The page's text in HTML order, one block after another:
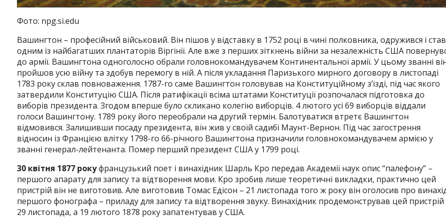
Фото: npg.si.edu
Вашингтон – професійний військовий. Він пішов у відставку в 1752 році в чині полковника, одружився і став
одним із найбагатших плантаторів Віргінії. Але вже з перших зіткнень війни за незалежність США
до армії. Вашингтона одноголосно обрали головнокомандувачем Континентальної армії. У цьому званні
пройшов усю війну та здобув перемогу в ній. А після укладання Паризького мирного договору в листопаді
1783 року склав повноваження. 1787-го саме Вашингтон головував на Конституційному з’їзді, під час якого
затвердили Конституцію США. Після ратифікації всіма штатами Конституції розпочалася підготовка до
виборів президента. Згодом вперше було скликано колегію виборців. 4 лютого усі 69 виборців віддали
голоси Вашингтону. 1789 року його переобрали на другий термін. Балотуватися втретє Вашингтон
відмовився. Залишивши посаду президента, він жив у своїй садибі Маунт-Вернон. Під час загострення
відносин із Францією влітку 1798-го 66-річного Вашингтона призначили головнокомандувачем армією у
званні генерал-лейтенанта. Помер перший президент США у 1799 році.
30 квітня 1877 рокуфранцузький поет і винахідник Шарль Кро передав Академії наук опис “палефону” –
першого апарату для запису та відтворення мови. Кро зробив лише теоретичні викладки, практично цей
пристрій він не виготовив. Але виготовив Томас Едісон – 21 листопада того ж року він оголосив про
першого фонографа – приладу для запису та відтворення звуку. Винахідник продемонстрував цей пристрій
29 листопада, а 19 лютого 1878 року запатентував у США.